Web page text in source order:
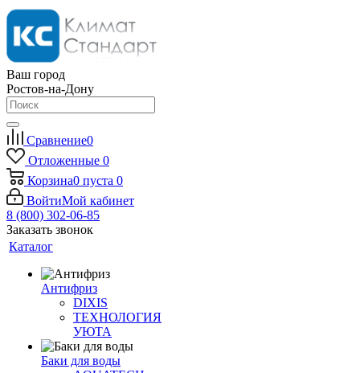
Ваш город
Ростов-на-Дону
Сравнение0
Отложенные 0
Корзина0 пуста 0
ВойтиМой кабинет
8 (800) 302-06-85
Заказать звонок
Каталог
Антифриз
DIXIS
ТЕХНОЛОГИЯ
УЮТА
Баки для воды